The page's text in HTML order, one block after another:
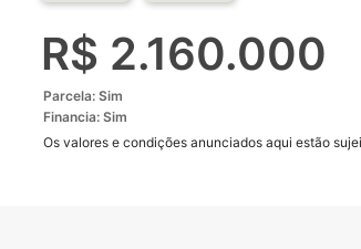
R$ 2.160.000
Parcela: Sim
Financia: Sim
Os valores e condições anunciados aqui estão